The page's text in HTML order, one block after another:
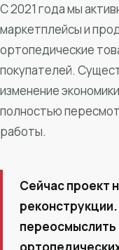
С 2021 года мы
маркетплейсы и
ортопедические
покупателей.
изменение
полностью
работы.
Сейчас проект